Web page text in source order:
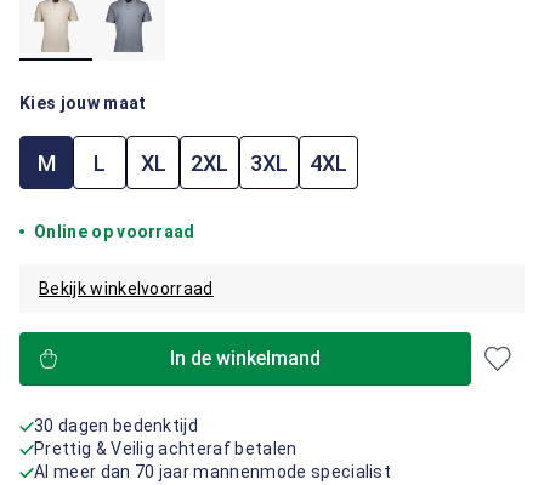
Kies jouw maat
M L XL 2XL 3XL 4XL
Online op voorraad
Bekijk winkelvoorraad
In de winkelmand
30 dagen bedenktijd
Prettig & Veilig achteraf betalen
Al meer dan 70 jaar mannenmode specialist